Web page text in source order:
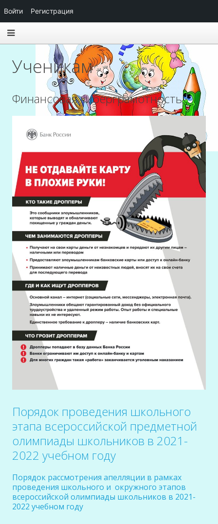
Ученикам
Финансовая киберграмотность
Порядок проведения школьного
этапа всероссийской предметной
олимпиады школьников в 2021-
2022 учебном году
Порядок рассмотрения апелляции в рамках
проведения школьного и окружного этапов
всероссийской олимпиады школьников в 2021-
2022 учебном году
Войти Регистрация